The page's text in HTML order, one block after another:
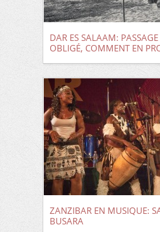
DAR ES SALAAM: PASSAGE
OBLIGÉ, COMMENT EN
ZANZIBAR EN MUSIQUE:
BUSARA